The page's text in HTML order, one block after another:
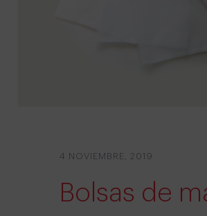
4 NOVIEMBRE, 2019
Bolsas de